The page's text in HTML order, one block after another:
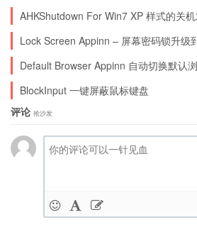
发]
AHKShutdown For Win7 XP 样式的关
Lock Screen Appinn – 屏幕密码锁升级
Default Browser Appinn 自动切换默认
BlockInput 一键屏蔽鼠标键盘
评论 抢沙发